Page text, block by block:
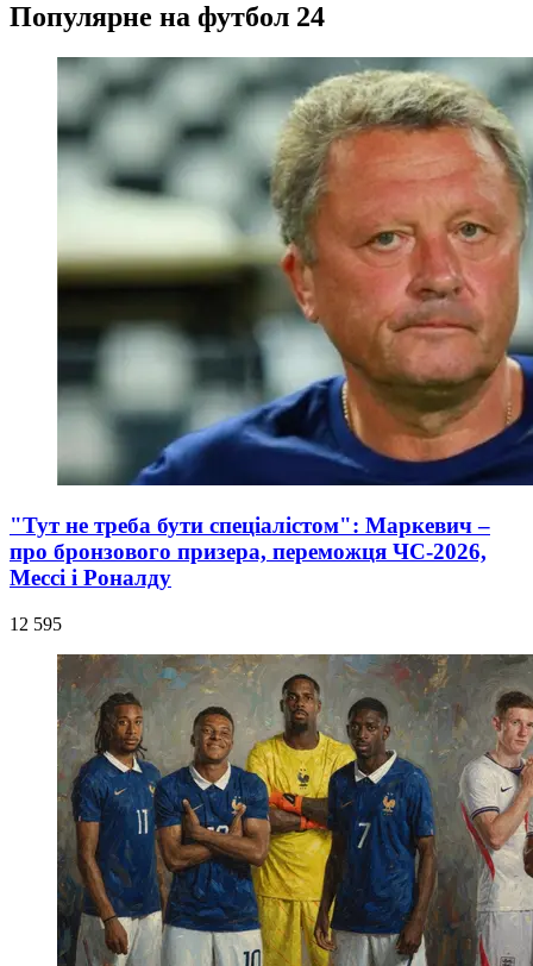
Популярне на футбол 24
"Тут не треба бути спеціалістом": Маркевич –
про бронзового призера, переможця ЧС-2026,
Мессі і Роналду
12 595